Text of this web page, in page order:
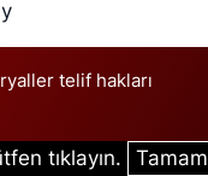
telif hakları
tıklayın. Tamam